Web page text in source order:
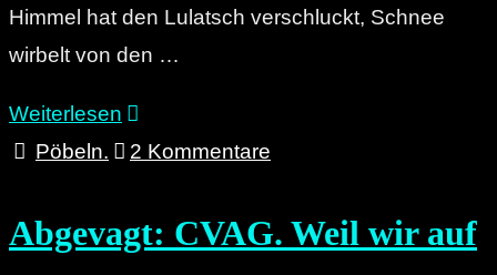
Himmel hat den Lulatsch verschluckt, Schnee
wirbelt von den …
Weiterlesen
steigt
den
Pöbeln. 2 Kommentare
Abgevagt: CVAG. Weil wir auf